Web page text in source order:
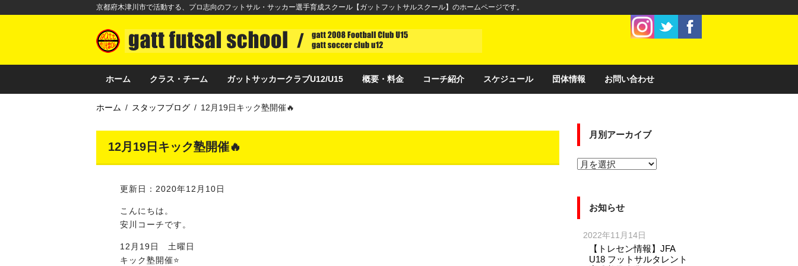
京都府木津川市で活動する、プロ志向のフットサル・サッカー選手育成スクール【ガットフットサルスクール】のホームページです。
ホーム クラス・チーム ガットサッカークラブU12/U15 概要・料金 コーチ紹介 スケジュール 団体情報 お問い合わせ
ホーム スタッフブログ 12月19日キック塾開催🔥
12月19日キック塾開催🔥
更新日：2020年12月10日
こんにちは。
安川コーチです。
12月19日 土曜日
キック塾開催⭐️
月別アーカイブ
お知らせ
2022年11月14日
【トレセン情報】JFA
U18 フットサルタレント